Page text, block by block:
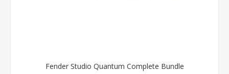
Fender Studio Quantum Complete Bundle